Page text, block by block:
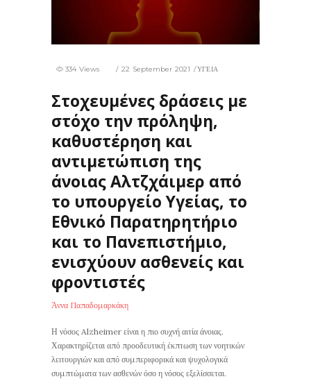
22 September 2021 ΥΓΕΙΑ
334 Views
Στοχευμένες δράσεις με
στόχο την πρόληψη,
καθυστέρηση και
αντιμετώπιση της
άνοιας Αλτζχάιμερ από
το υπουργείο Υγείας, το
Εθνικό Παρατηρητήριο
και το Πανεπιστήμιο,
ενισχύουν ασθενείς και
φροντιστές
Άννα Παπαδομαρκάκη
Η νόσος Alzheimer είναι η πιο συχνή αιτία άνοιας.
Χαρακτηρίζεται από προοδευτική έκπτωση των νοητικών
λειτουργιών και από συμπεριφορικά και ψυχολογικά
συμπτώματα των ασθενών όσο η νόσος εξελίσσεται.